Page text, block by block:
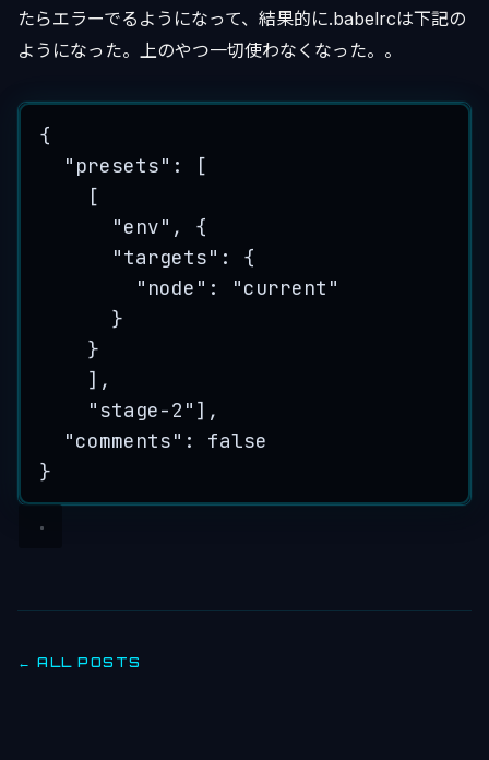
たらエラーでるようになって、結果的に.babelrcは下記の
ようになった。上のやつ一切使わなくなった。。
{
"presets": [
[
"env", {
"targets": {
"node": "current"
}
}
],
"stage-2"],
"comments": false
}
← ALL POSTS